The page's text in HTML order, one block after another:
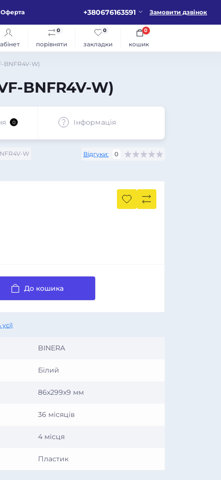
Оферта +380676163591 Замовити дзвінок
порівняти
0
закладки
0
кошик
0
BNFR4V-W)
BNFR4V-W)
0 Iнформація
W Відгуки: 0
До кошика
BINERA
Білий
86х299х9 мм
36 місяців
4 місця
Пластик